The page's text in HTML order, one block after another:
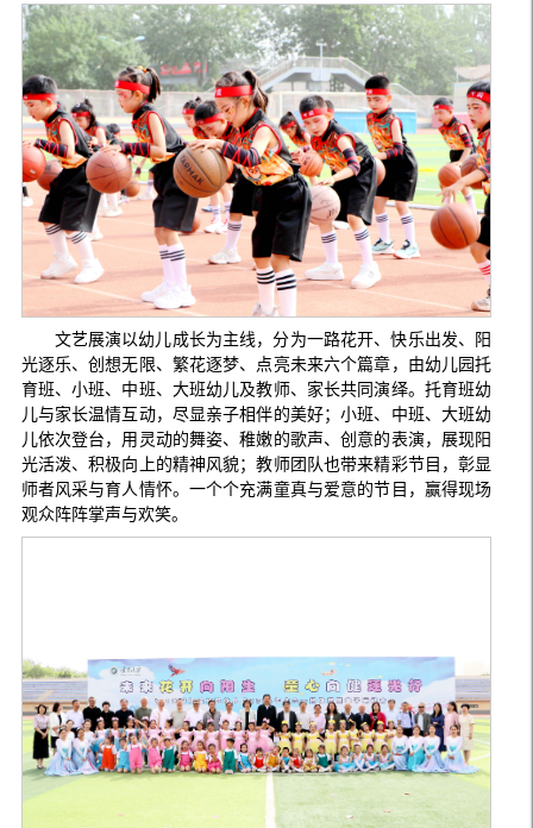
文艺展演以幼儿成长为主线，分为一路花开、快乐出发、阳
光逐乐、创想无限、繁花逐梦、点亮未来六个篇章，由幼儿园托
育班、小班、中班、大班幼儿及教师、家长共同演绎。托育班幼
儿与家长温情互动，尽显亲子相伴的美好；小班、中班、大班幼
儿依次登台，用灵动的舞姿、稚嫩的歌声、创意的表演，展现阳
光活泼、积极向上的精神风貌；教师团队也带来精彩节目，彰显
师者风采与育人情怀。一个个充满童真与爱意的节目，赢得现场
观众阵阵掌声与欢笑。